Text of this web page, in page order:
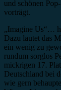
und schönen
vorträgt.
„Imagine Us“…
Dazu lautet das
ein wenig zu
rundum sorglos
mickrigen 17.
Deutschland bei
wie gern